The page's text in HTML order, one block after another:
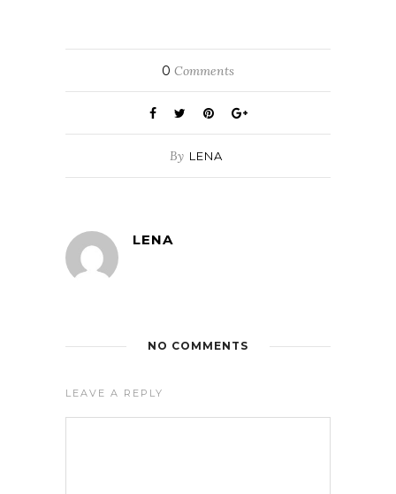
0 Comments
By LENA
LENA
NO COMMENTS
LEAVE A REPLY